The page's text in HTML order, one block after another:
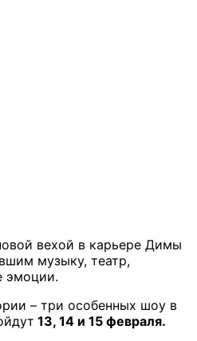
вехой в карьере Димы
музыку, театр,
эмоции.
– три особенных шоу в
13, 14 и 15 февраля.